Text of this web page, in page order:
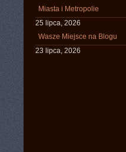
Miasta i Metropolie
25 lipca, 2026
Wasze Miejsce na Blogu
23 lipca, 2026